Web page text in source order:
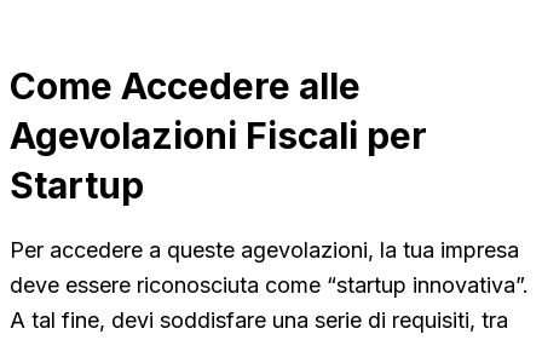
Come Accedere alle
Agevolazioni Fiscali per
Startup
Per accedere a queste agevolazioni, la tua impresa
deve essere riconosciuta come “startup innovativa”.
A tal fine, devi soddisfare una serie di requisiti, tra